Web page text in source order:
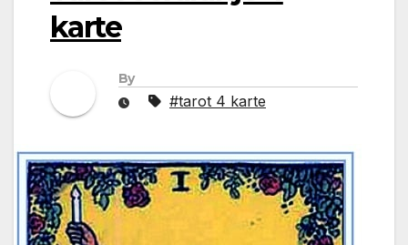
karte
By
#tarot 4 karte